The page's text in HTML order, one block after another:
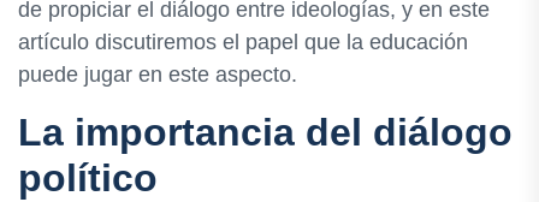
de propiciar el diálogo entre ideologías, y en este
artículo discutiremos el papel que la educación
puede jugar en este aspecto.
La importancia del diálogo
político